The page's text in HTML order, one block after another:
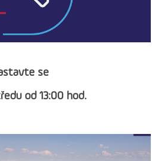
se
od 13:00 hod.